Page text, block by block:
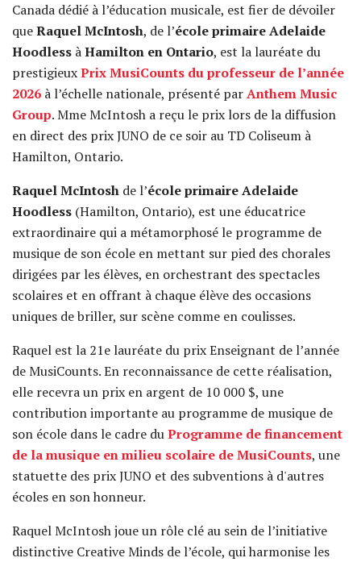
Canada dédié à l’éducation musicale, est fier de dévoiler
queRaquel McIntosh, de l’école primaire Adelaide
Hoodless àHamilton en Ontario, est la lauréate du
prestigieuxPrix MusiCounts du professeur de l’année
2026 à l’échelle nationale, présenté parAnthem Music
Group. Mme McIntosh a reçu le prix lors de la diffusion
en direct des prix JUNO de ce soir au TD Coliseum à
Hamilton, Ontario.
Raquel McIntosh de l’école primaireAdelaide
Hoodless (Hamilton, Ontario), est une éducatrice
extraordinaire qui a métamorphosé le programme de
musique de son école en mettant sur pied des chorales
dirigées par les élèves, en orchestrant des spectacles
scolaires et en offrant à chaque élève des occasions
uniques de briller, sur scène comme en coulisses.
Raquel est la 21e lauréate du prix Enseignant de l’année
de MusiCounts. En reconnaissance de cette réalisation,
elle recevra un prix en argent de 10 000 $, une
contribution importante au programme de musique de
son école dans le cadre duProgramme de financement
de la musique en milieu scolaire de MusiCounts, une
statuette des prix JUNO et des subventions à d'autres
écoles en son honneur.
Raquel McIntosh joue un rôle clé au sein de l’initiative
distinctive Creative Minds de l’école, qui harmonise les